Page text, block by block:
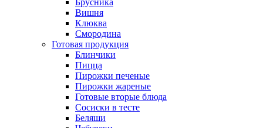
Брусника
Вишня
Клюква
Смородина
Готовая продукция
Блинчики
Пицца
Пирожки печеные
Пирожки жареные
Готовые вторые блюда
Сосиски в тесте
Беляши